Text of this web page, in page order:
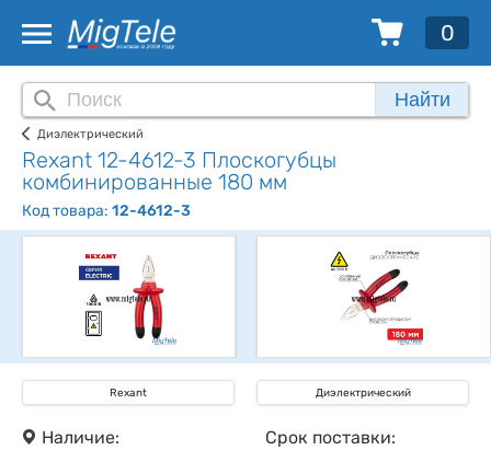
0
Найти
Диэлектрический
Rexant 12-4612-3 Плоскогубцы
комбинированные 180 мм
Код товара: 12-4612-3
Rexant Диэлектрический
Наличие:
Срок поставки: